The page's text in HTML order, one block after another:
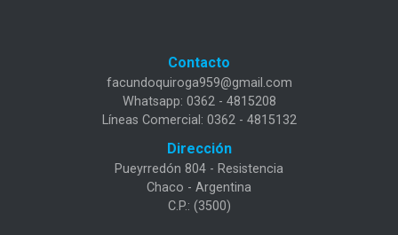
Contacto
facundoquiroga959@gmail.com
Whatsapp: 0362 - 4815208
Líneas Comercial: 0362 - 4815132
Dirección
Pueyrredón 804 - Resistencia
Chaco - Argentina
C.P.: (3500)